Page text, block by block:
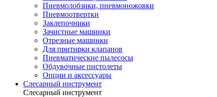
Пневмолобзики, пневмоножовки
Пневмоотвертки
Заклепочники
Зачистные машинки
Отрезные машинки
Для притирки клапанов
Пневматические пылесосы
Обдувочные пистолеты
Опции и аксессуары
Слесарный инструмент
Слесарный инструмент